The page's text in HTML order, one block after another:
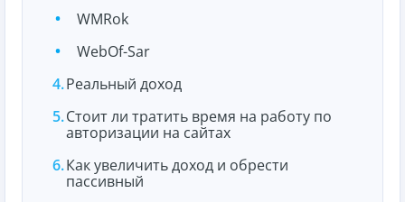
WMRok
WebOf-Sar
Реальный доход
Стоит ли тратить время на работу по
авторизации на сайтах
Как увеличить доход и обрести
пассивный